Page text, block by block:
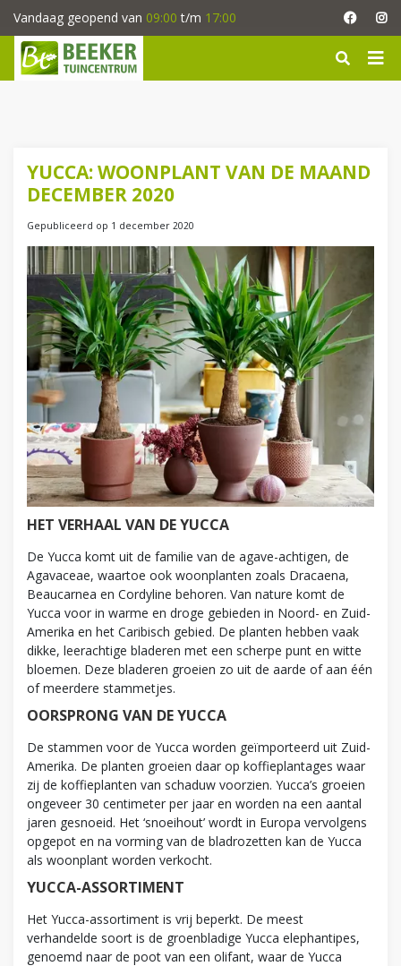
a
Vandaag geopend van 09:00 t/m 17:00
YUCCA: WOONPLANT VAN DE MAAND
DECEMBER 2020
Gepubliceerd op 1 december 2020
HET VERHAAL VAN DE YUCCA
De Yucca komt uit de familie van de agave-achtigen, de
Agavaceae, waartoe ook woonplanten zoals Dracaena,
Beaucarnea en Cordyline behoren. Van nature komt de
Yucca voor in warme en droge gebieden in Noord- en Zuid-
Amerika en het Caribisch gebied. De planten hebben vaak
dikke, leerachtige bladeren met een scherpe punt en witte
bloemen. Deze bladeren groeien zo uit de aarde of aan één
of meerdere stammetjes.
OORSPRONG VAN DE YUCCA
De stammen voor de Yucca worden geïmporteerd uit Zuid-
Amerika. De planten groeien daar op koffieplantages waar
zij de koffieplanten van schaduw voorzien. Yucca’s groeien
ongeveer 30 centimeter per jaar en worden na een aantal
jaren gesnoeid. Het ‘snoeihout’ wordt in Europa vervolgens
opgepot en na vorming van de bladrozetten kan de Yucca
als woonplant worden verkocht.
YUCCA-ASSORTIMENT
Het Yucca-assortiment is vrij beperkt. De meest
verhandelde soort is de groenbladige Yucca elephantipes,
genoemd naar de poot van een olifant, waar de Yucca